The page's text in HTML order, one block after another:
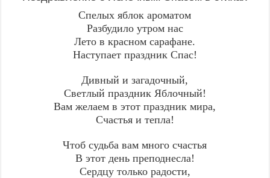
Спелых яблок ароматом
Разбудило утром нас
Лето в красном сарафане.
Наступает праздник Спас!
Дивный и загадочный,
Светлый праздник Яблочный!
Вам желаем в этот праздник мира,
Счастья и тепла!
Чтоб судьба вам много счастья
В этот день преподнесла!
Сердцу только радости,